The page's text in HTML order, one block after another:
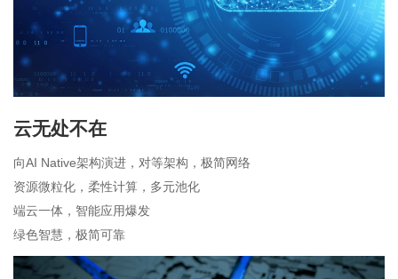
云无处不在
向AI Native架构演进，对等架构，极简网络
资源微粒化，柔性计算，多元池化
端云一体，智能应用爆发
绿色智慧，极简可靠